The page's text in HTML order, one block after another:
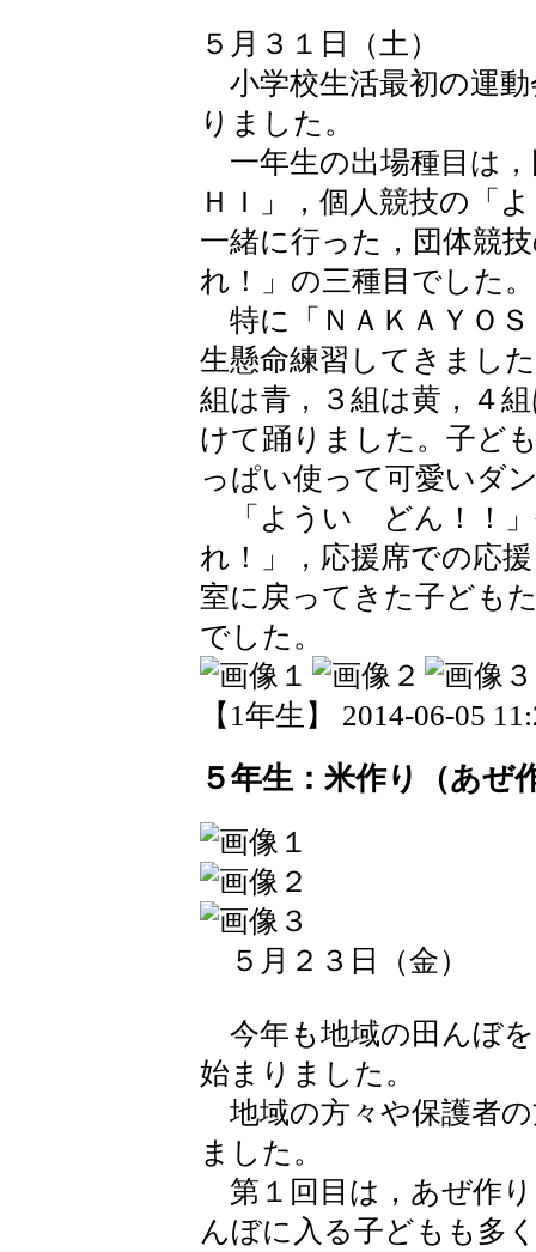
５月３１日（土）
小学校生活最初の運
りました。
一年生の出場種目は，
ＨＩ」，個人競技の「
一緒に行った，団体競
れ！」の三種目でした。
特に「ＮＡＫＡＹＯ
生懸命練習してきまし
組は青，３組は黄，４
けて踊りました。子ど
っぱい使って可愛いダ
「ようい どん！！」
れ！」，応援席での応
室に戻ってきた子ども
でした。
【1年生】 2014-06-05
５年生：米作り（あぜ
５月２３日（金）
今年も地域の田んぼ
始まりました。
地域の方々や保護者
ました。
第１回目は，あぜ作
んぼに入る子どもも多